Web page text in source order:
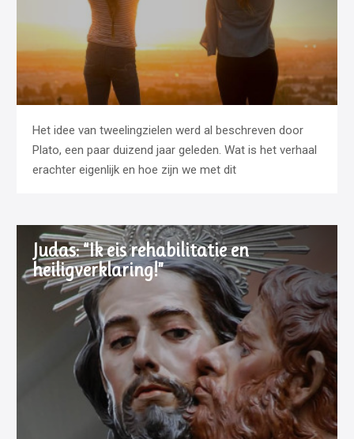
Het idee van tweelingzielen werd al beschreven door
Plato, een paar duizend jaar geleden. Wat is het verhaal
erachter eigenlijk en hoe zijn we met dit
Judas: “Ik eis rehabilitatie en
heiligverklaring!”